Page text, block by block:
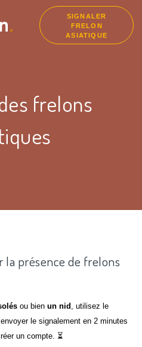
SIGNALER
FRELON
ASIATIQUE
frelons
la présence de frelons
ou bienun nid , utilisez le
le signalement en 2 minutes
un compte. ⏳